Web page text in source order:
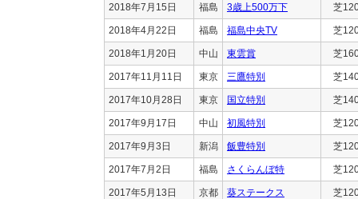
2018年7月15日 福島 3歳上500万下 芝
2018年4月22日 福島 福島中央TV 芝
2018年1月20日 中山 東雲賞 芝
2017年11月11日 東京 三鷹特別 芝
2017年10月28日 東京 国立特別 芝
2017年9月17日 中山 初風特別 芝
2017年9月3日 新潟 飯豊特別 芝
2017年7月2日 福島 さくらんぼ特 芝
2017年5月13日 京都 葵ステークス 芝